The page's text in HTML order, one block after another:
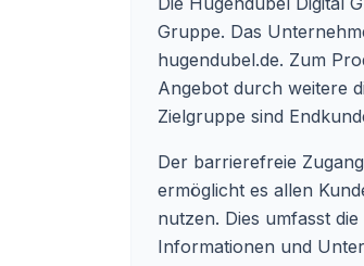
Gruppe. Das
hugendubel.de. Zum
Angebot durch weitere
Zielgruppe sind
Der barrierefreie
ermöglicht es allen
nutzen. Dies umfasst
Informationen und